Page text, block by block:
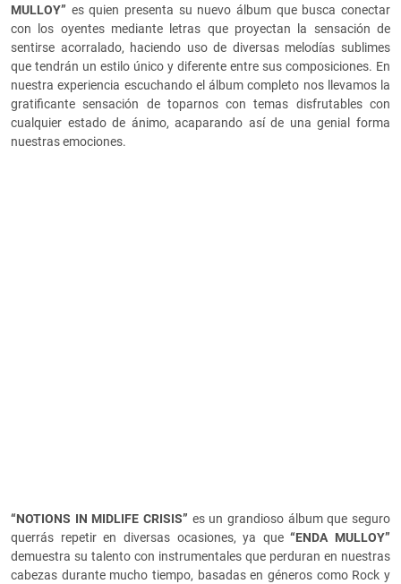
MULLOY” es quien presenta su nuevo álbum que busca conectar
con los oyentes mediante letras que proyectan la sensación de
sentirse acorralado, haciendo uso de diversas melodías sublimes
que tendrán un estilo único y diferente entre sus composiciones. En
nuestra experiencia escuchando el álbum completo nos llevamos la
gratificante sensación de toparnos con temas disfrutables con
cualquier estado de ánimo, acaparando así de una genial forma
nuestras emociones.
“NOTIONS IN MIDLIFE CRISIS” es un grandioso álbum que seguro
querrás repetir en diversas ocasiones, ya que“ENDA MULLOY”
demuestra su talento con instrumentales que perduran en nuestras
cabezas durante mucho tiempo, basadas en géneros como Rock y